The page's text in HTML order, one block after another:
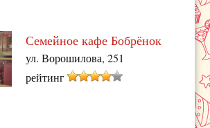
Семейное кафе Бобрёнок
ул. Ворошилова, 251
рейтинг